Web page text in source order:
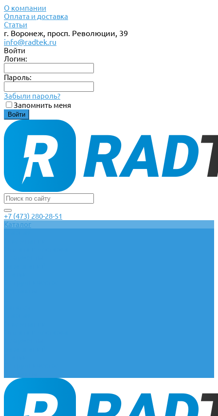
О компании
Оплата и доставка
Статьи
г. Воронеж, просп. Революции, 39
info@radtek.ru
Войти
Логин:
Пароль:
Забыли пароль?
Запомнить меня
+7 (473) 280-28-51
Каталог